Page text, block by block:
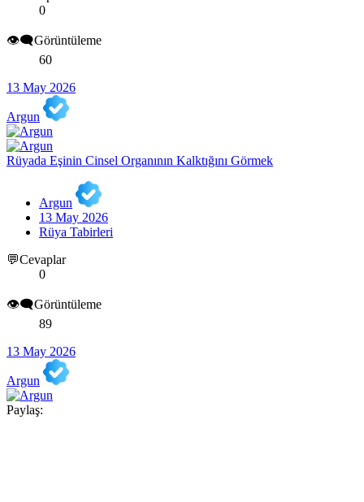
0
👁️‍🗨️Görüntüleme
60
13 May 2026
Argun
Rüyada Eşinin Cinsel Organının Kalktığını Görmek
Argun
13 May 2026
Rüya Tabirleri
💬Cevaplar
0
👁️‍🗨️Görüntüleme
89
13 May 2026
Argun
Paylaş: